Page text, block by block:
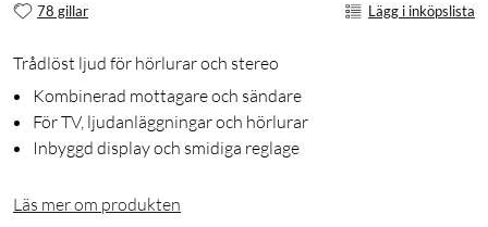
78 gillar Lägg i inköpslista
Trådlöst ljud för hörlurar och stereo
Kombinerad mottagare och sändare
För TV, ljudanläggningar och hörlurar
Inbyggd display och smidiga reglage
Läs mer om produkten